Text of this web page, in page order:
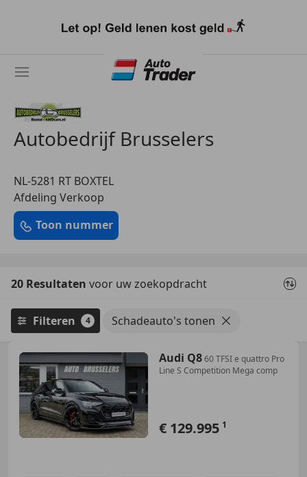
naar
Autobedrijf Brusselers
NL-5281 RT BOXTEL
Afdeling Verkoop
Toon nummer
20 Resultaten voor uw zoekopdracht
Filteren 4 Schadeauto's tonen
Audi Q860 TFSI e quattro Pro
Line S Competition Mega comp
€ 129.995 1